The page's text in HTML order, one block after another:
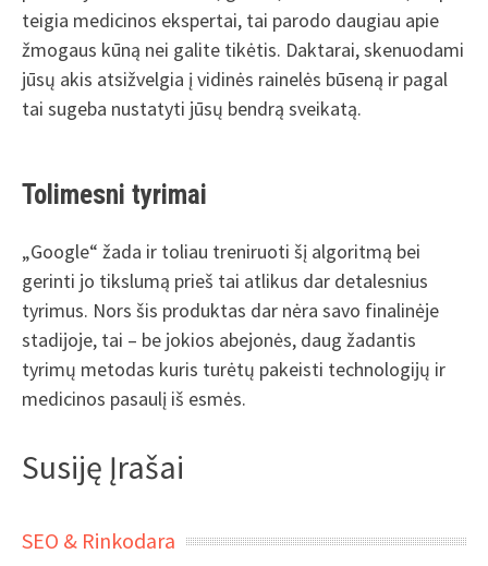
teigia medicinos ekspertai, tai parodo daugiau apie
žmogaus kūną nei galite tikėtis. Daktarai, skenuodami
jūsų akis atsižvelgia į vidinės rainelės būseną ir pagal
tai sugeba nustatyti jūsų bendrą sveikatą.
Tolimesni tyrimai
„Google“ žada ir toliau treniruoti šį algoritmą bei
gerinti jo tikslumą prieš tai atlikus dar detalesnius
tyrimus. Nors šis produktas dar nėra savo finalinėje
stadijoje, tai – be jokios abejonės, daug žadantis
tyrimų metodas kuris turėtų pakeisti technologijų ir
medicinos pasaulį iš esmės.
Susiję Įrašai
SEO & Rinkodara